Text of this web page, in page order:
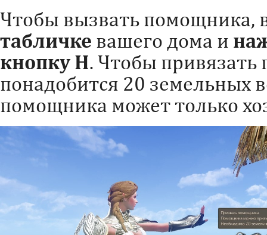
Чтобы вызвать помощника,
табличке вашего дома и
кнопку H. Чтобы
понадобится 20 земельных
помощника может только